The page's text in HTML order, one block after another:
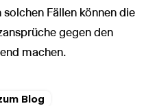
Fällen können die
gegen den
machen.
Blog